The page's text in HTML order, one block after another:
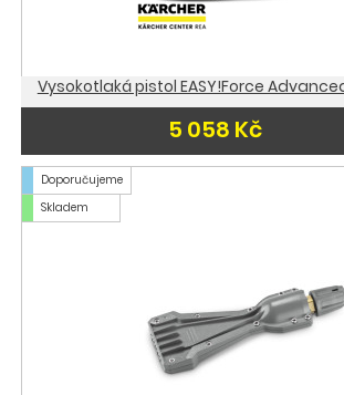
Vysokotlaká pistol EASY!Force
5 058 Kč
Doporučujeme
Skladem